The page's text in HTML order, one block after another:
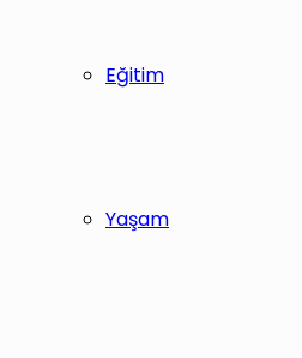
Eğitim
Yaşam